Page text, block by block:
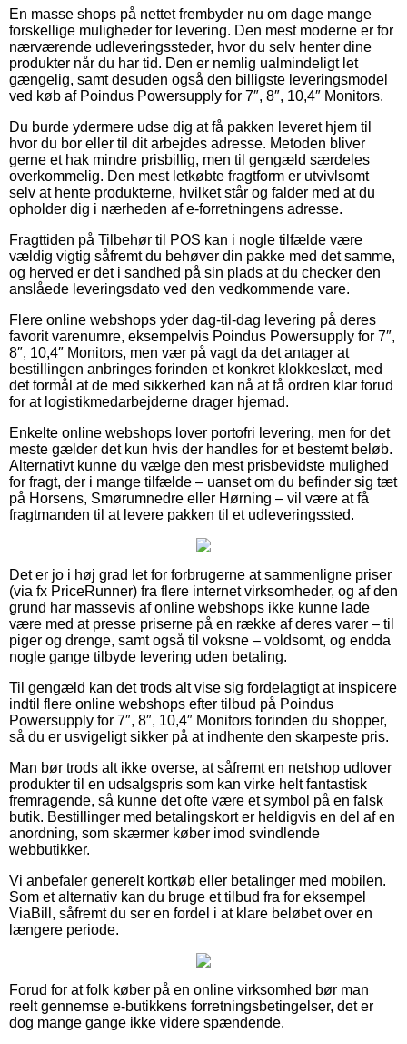
En masse shops på nettet frembyder nu om dage mange
forskellige muligheder for levering. Den mest moderne er for
nærværende udleveringssteder, hvor du selv henter dine
produkter når du har tid. Den er nemlig ualmindeligt let
gængelig, samt desuden også den billigste leveringsmodel
ved køb af Poindus Powersupply for 7″, 8″, 10,4″ Monitors.
Du burde ydermere udse dig at få pakken leveret hjem til
hvor du bor eller til dit arbejdes adresse. Metoden bliver
gerne et hak mindre prisbillig, men til gengæld særdeles
overkommelig. Den mest letkøbte fragtform er utvivlsomt
selv at hente produkterne, hvilket står og falder med at du
opholder dig i nærheden af e-forretningens adresse.
Fragttiden på Tilbehør til POS kan i nogle tilfælde være
vældig vigtig såfremt du behøver din pakke med det samme,
og herved er det i sandhed på sin plads at du checker den
anslåede leveringsdato ved den vedkommende vare.
Flere online webshops yder dag-til-dag levering på deres
favorit varenumre, eksempelvis Poindus Powersupply for 7″,
8″, 10,4″ Monitors, men vær på vagt da det antager at
bestillingen anbringes forinden et konkret klokkeslæt, med
det formål at de med sikkerhed kan nå at få ordren klar forud
for at logistikmedarbejderne drager hjemad.
Enkelte online webshops lover portofri levering, men for det
meste gælder det kun hvis der handles for et bestemt beløb.
Alternativt kunne du vælge den mest prisbevidste mulighed
for fragt, der i mange tilfælde – uanset om du befinder sig tæt
på Horsens, Smørumnedre eller Hørning – vil være at få
fragtmanden til at levere pakken til et udleveringssted.
Det er jo i høj grad let for forbrugerne at sammenligne priser
(via fx PriceRunner) fra flere internet virksomheder, og af den
grund har massevis af online webshops ikke kunne lade
være med at presse priserne på en række af deres varer – til
piger og drenge, samt også til voksne – voldsomt, og endda
nogle gange tilbyde levering uden betaling.
Til gengæld kan det trods alt vise sig fordelagtigt at inspicere
indtil flere online webshops efter tilbud på Poindus
Powersupply for 7″, 8″, 10,4″ Monitors forinden du shopper,
så du er usvigeligt sikker på at indhente den skarpeste pris.
Man bør trods alt ikke overse, at såfremt en netshop udlover
produkter til en udsalgspris som kan virke helt fantastisk
fremragende, så kunne det ofte være et symbol på en falsk
butik. Bestillinger med betalingskort er heldigvis en del af en
anordning, som skærmer køber imod svindlende
webbutikker.
Vi anbefaler generelt kortkøb eller betalinger med mobilen.
Som et alternativ kan du bruge et tilbud fra for eksempel
ViaBill, såfremt du ser en fordel i at klare beløbet over en
længere periode.
Forud for at folk køber på en online virksomhed bør man
reelt gennemse e-butikkens forretningsbetingelser, det er
dog mange gange ikke videre spændende.